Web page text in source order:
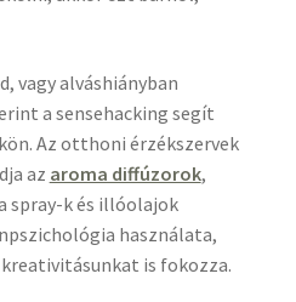
vagy alváshiányban
a sensehacking segít
Az otthoni érzékszervek
az aroma diffúzorok,
spray-k és illóolajok
használata,
is fokozza.